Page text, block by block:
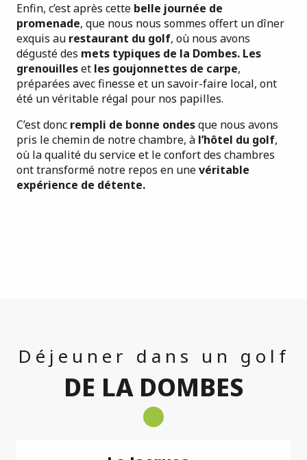
Enfin, c’est après cette belle journée de
promenade, que nous nous sommes offert un dîner
exquis au restaurant du golf, où nous avons
dégusté des mets typiques de la Dombes. Les
grenouilleset les goujonnettes de carpe,
préparées avec finesse et un savoir-faire local, ont
été un véritable régal pour nos papilles.
C’est donc rempli de bonne ondesque nous avons
pris le chemin de notre chambre, à l’hôtel du golf,
où la qualité du service et le confort des chambres
ont transformé notre repos en unevéritable
expérience de détente.
Déjeuner dans un golf
DE LA DOMBES